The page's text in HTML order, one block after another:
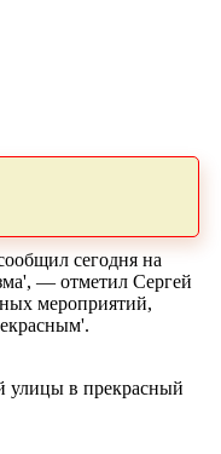
сегодня на
— отметил Сергей
мероприятий,
улицы в прекрасный